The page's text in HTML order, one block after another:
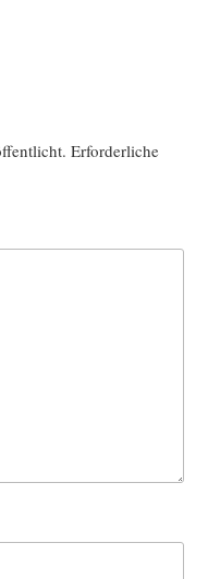
Erforderliche